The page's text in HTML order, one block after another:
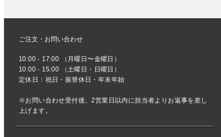
ご注文・お問い合わせ
10:00 - 17:00 （月曜日〜金曜日）
10:00 - 15:00 （土曜日・日曜日）
定休日：祝日・振替休日・年末年始
※お問い合わせ受付後、2営業日以内に担当者よりお返事を差し
上げます。